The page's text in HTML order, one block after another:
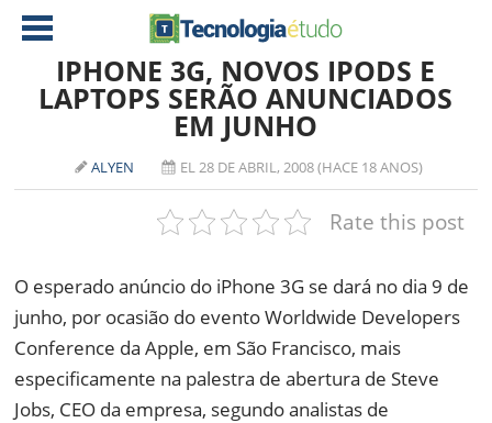
NVIDIA
SOFTWARE
NOTEBOOKS
TABLETS
NOKIA
DOWNLOADS
ANÁLISE
IPHONE 3G, NOVOS IPODS E
LAPTOPS SERÃO ANUNCIADOS
EM JUNHO
ALYEN EL 28 DE ABRIL, 2008 (HACE 18 ANOS)
Rate this post
O esperado anúncio do iPhone 3G se dará no dia 9 de
junho, por ocasião do evento Worldwide Developers
Conference da Apple, em São Francisco, mais
especificamente na palestra de abertura de Steve
Jobs, CEO da empresa, segundo analistas de